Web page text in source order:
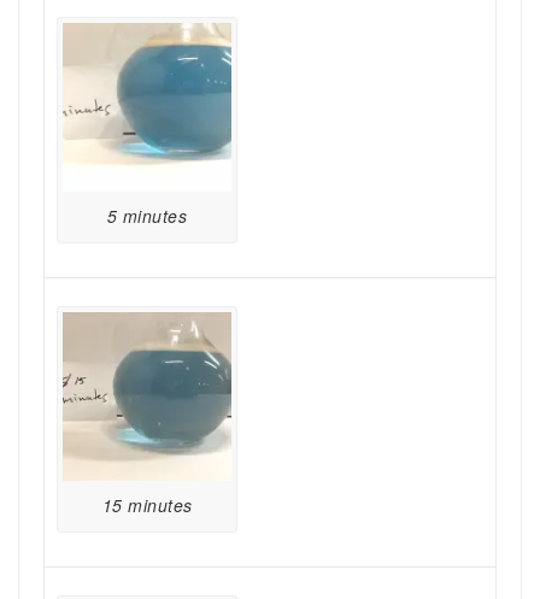
5 minutes
15 minutes